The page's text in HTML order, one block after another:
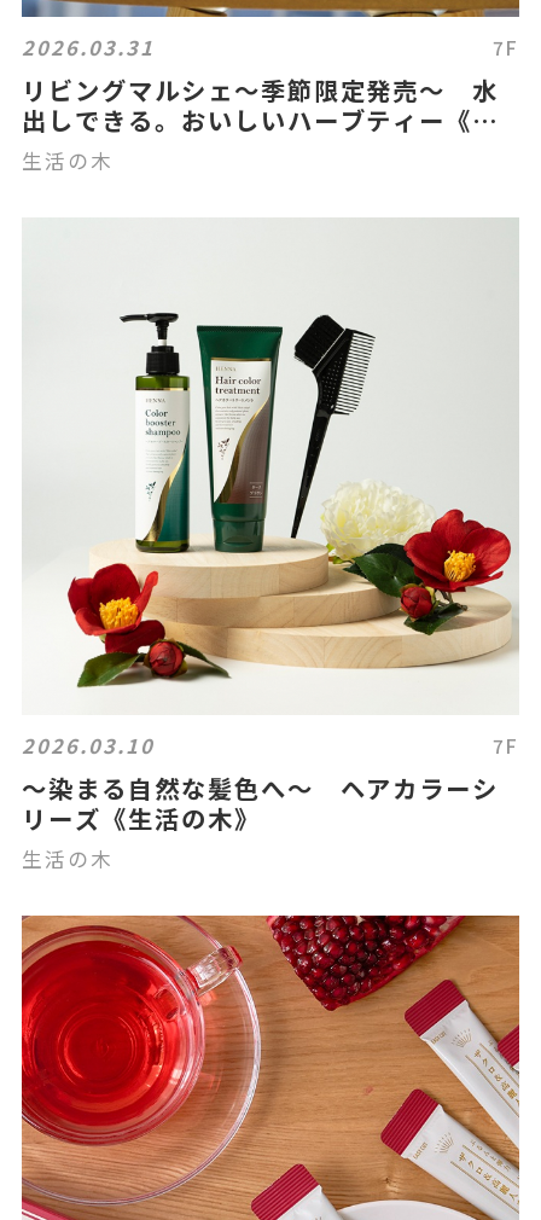
2026.03.31 7F
リビングマルシェ～季節限定発売～ 水
出しできる。おいしいハーブティー《生
活の木》
生活の木
2026.03.10 7F
～染まる自然な髪色へ～ ヘアカラーシ
リーズ《生活の木》
生活の木